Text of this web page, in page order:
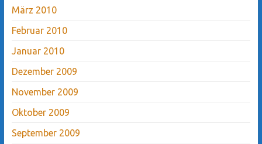
März 2010
Februar 2010
Januar 2010
Dezember 2009
November 2009
Oktober 2009
September 2009